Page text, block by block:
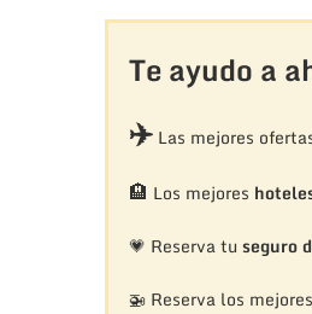
Te ayudo a
✈️Las mejores
🏨 Los mejores
💗 Reserva tu seguro
🚁 Reserva los mejores